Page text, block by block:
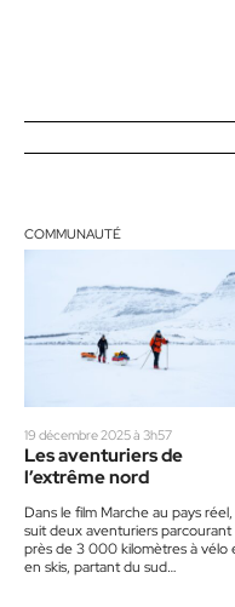
COMMUNAUTÉ
19 décembre 2025 à 3h57
Les aventuriers de
l’extrême nord
Dans le film Marche au pays
suit deux aventuriers parcourant
près de 3 000 kilomètres à vélo
en skis, partant du sud…